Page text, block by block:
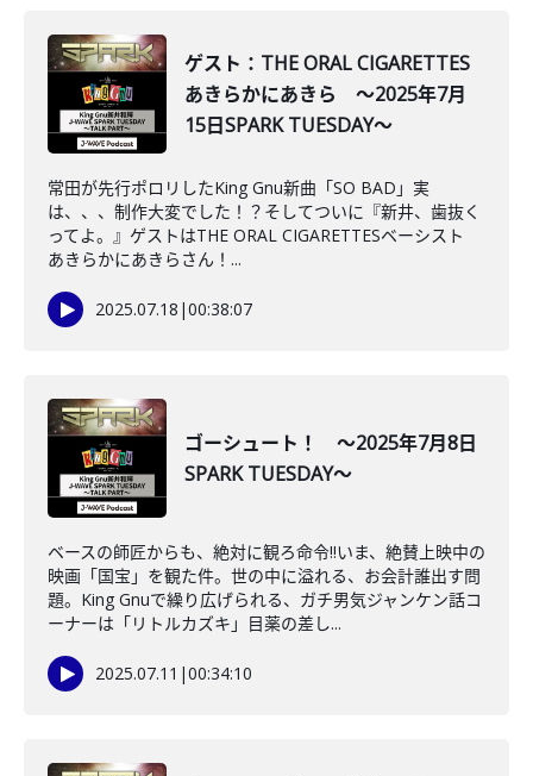
ゲスト：THE ORAL CIGARETTES
あきらかにあきら ～2025年7月
15日SPARK TUESDAY～
常田が先行ポロリしたKing Gnu新曲「SO BAD」実
は、、、制作大変でした！？そしてついに『新井、歯抜く
ってよ。』ゲストはTHE ORAL CIGARETTESベーシスト
あきらかにあきらさん！...
2025.07.18 |00:38:07
ゴーシュート！ ～2025年7月8日
SPARK TUESDAY～
ベースの師匠からも、絶対に観ろ命令‼いま、絶賛上映中の
映画「国宝」を観た件。世の中に溢れる、お会計誰出す問
題。King Gnuで繰り広げられる、ガチ男気ジャンケン話コ
ーナーは「リトルカズキ」目薬の差し...
2025.07.11 |00:34:10